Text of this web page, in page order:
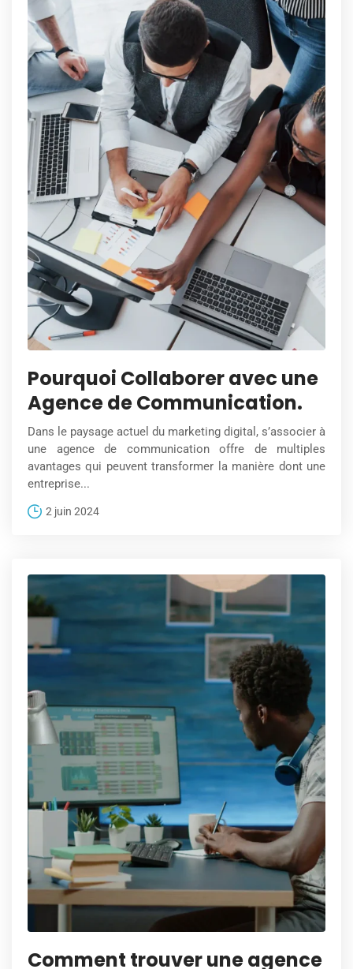
Pourquoi Collaborer avec une
Agence de Communication.
Dans le paysage actuel du marketing digital, s’associer à
une agence de communication offre de multiples
avantages qui peuvent transformer la manière dont une
entreprise...
2 juin 2024
Comment trouver une agence